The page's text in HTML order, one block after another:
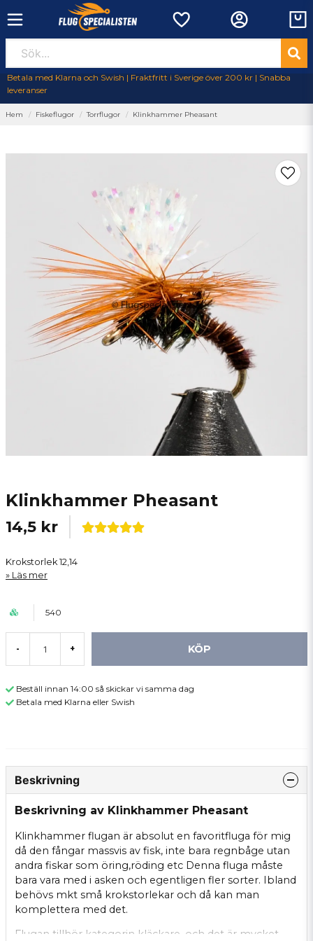
Betala med Klarna och Swish | Fraktfritt i Sverige över 200 kr | Snabba
leveranser
Hem Fiskeflugor Torrflugor Klinkhammer Pheasant
Klinkhammer Pheasant
14,5 kr
Krokstorlek 12,14
Läs mer
540
- + KÖP
Beställ innan 14:00 så skickar vi samma dag
Betala med Klarna eller Swish
Beskrivning
Beskrivning av Klinkhammer Pheasant
Klinkhammer flugan är absolut en favoritfluga för mig
då den fångar massvis av fisk, inte bara regnbåge utan
andra fiskar som öring,röding etc Denna fluga måste
bara vara med i asken och egentligen fler sorter. Ibland
behövs mkt små krokstorlekar och då kan man
komplettera med det.
Flugan tillhör kategorin kläckare, och det är mycket